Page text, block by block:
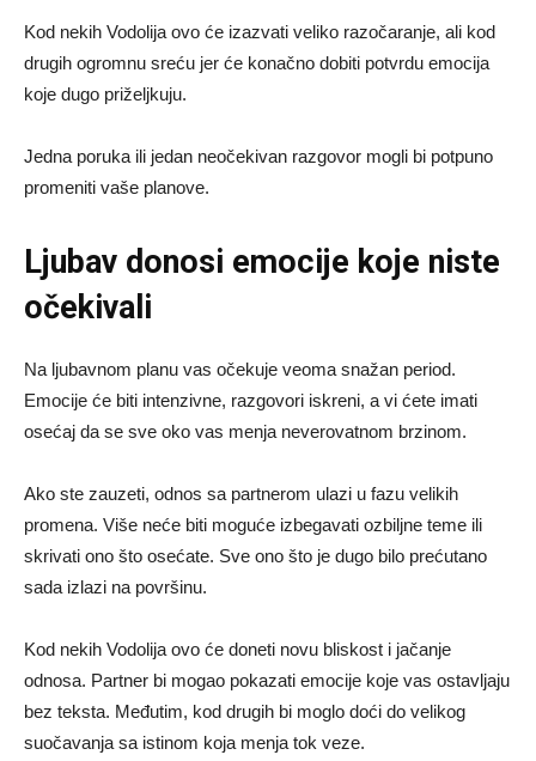
Kod nekih Vodolija ovo će izazvati veliko razočaranje, ali kod
drugih ogromnu sreću jer će konačno dobiti potvrdu emocija
koje dugo priželjkuju.
Jedna poruka ili jedan neočekivan razgovor mogli bi potpuno
promeniti vaše planove.
Ljubav donosi emocije koje niste
očekivali
Na ljubavnom planu vas očekuje veoma snažan period.
Emocije će biti intenzivne, razgovori iskreni, a vi ćete imati
osećaj da se sve oko vas menja neverovatnom brzinom.
Ako ste zauzeti, odnos sa partnerom ulazi u fazu velikih
promena. Više neće biti moguće izbegavati ozbiljne teme ili
skrivati ono što osećate. Sve ono što je dugo bilo prećutano
sada izlazi na površinu.
Kod nekih Vodolija ovo će doneti novu bliskost i jačanje
odnosa. Partner bi mogao pokazati emocije koje vas ostavljaju
bez teksta. Međutim, kod drugih bi moglo doći do velikog
suočavanja sa istinom koja menja tok veze.